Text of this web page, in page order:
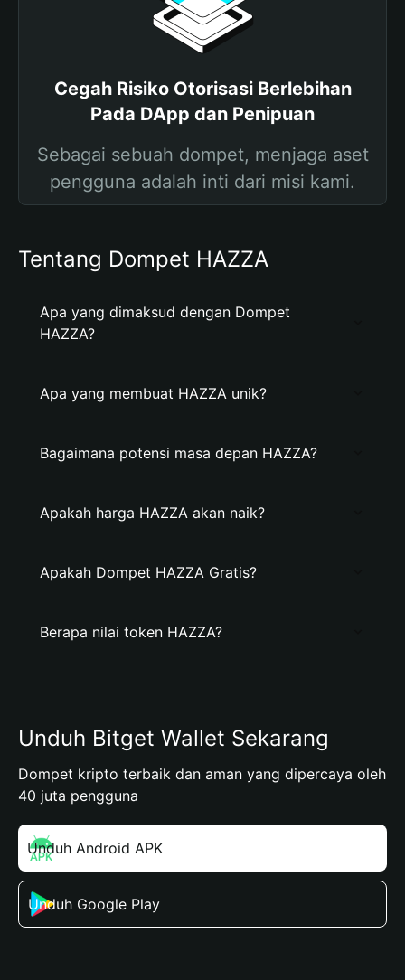
Cegah Risiko Otorisasi Berlebihan
Pada DApp dan Penipuan
Sebagai sebuah dompet, menjaga aset
pengguna adalah inti dari misi kami.
Tentang Dompet HAZZA
Apa yang dimaksud dengan Dompet
HAZZA?
Apa yang membuat HAZZA unik?
Bagaimana potensi masa depan HAZZA?
Apakah harga HAZZA akan naik?
Apakah Dompet HAZZA Gratis?
Berapa nilai token HAZZA?
Unduh Bitget Wallet Sekarang
Dompet kripto terbaik dan aman yang dipercaya oleh
40 juta pengguna
Unduh Android APK
Unduh Google Play